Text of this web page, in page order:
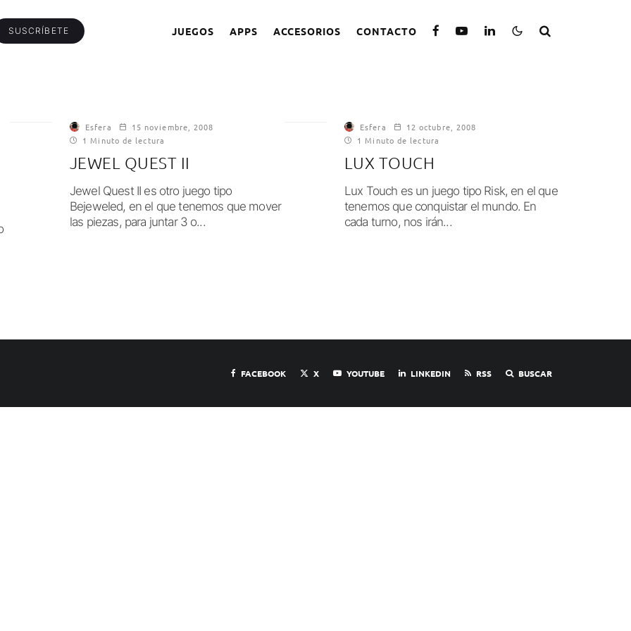
SUSCRÍBETE JUEGOS APPS ACCESORIOS CONTACTO
Esfera
15 noviembre, 2008
1 Minuto de lectura
JEWEL QUEST II
Jewel Quest II es otro juego tipo
Bejeweled, en el que tenemos que mover
las piezas, para juntar 3 o...
Esfera
12 octubre, 2008
1 Minuto de lectura
LUX TOUCH
Lux Touch es un juego tipo Risk, en el que
tenemos que conquistar el mundo. En
cada turno, nos irán...
FACEBOOK X YOUTUBE LINKEDIN RSS BUSCAR